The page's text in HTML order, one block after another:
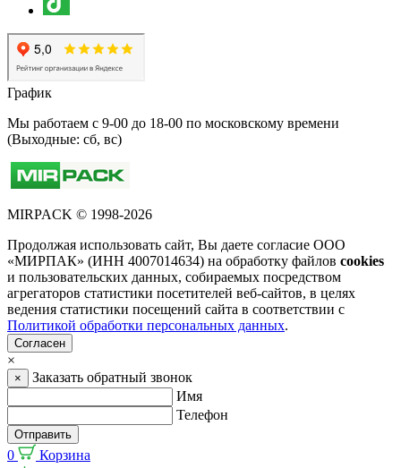
График
Мы работаем с 9-00 до 18-00 по московскому времени
(Выходные: сб, вс)
MIRPACK © 1998-2026
Продолжая использовать сайт, Вы даете согласие ООО
«МИРПАК» (ИНН 4007014634) на обработку файлов cookies
и пользовательских данных, собираемых посредством
агрегаторов статистики посетителей веб-сайтов, в целях
ведения статистики посещений сайта в соответствии с
Политикой обработки персональных данных.
Согласен
×
×
Заказать обратный звонок
Имя
Телефон
Отправить
0
Корзина